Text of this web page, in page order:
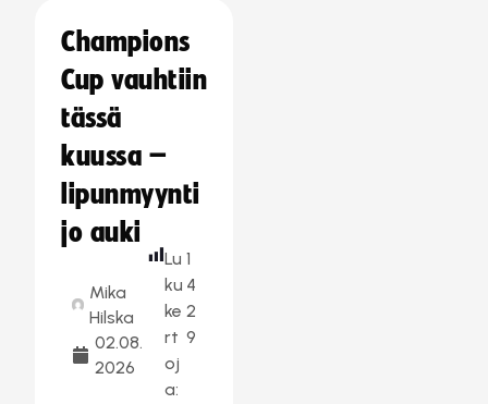
Champions
Cup vauhtiin
tässä
kuussa –
lipunmyynti
jo auki
Mika
Hilska
02.08.
2026
Lu
ku
ke
rt
oj
a:
1
4
2
9